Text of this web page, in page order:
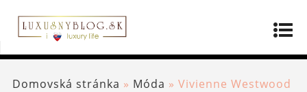
Domovská stránka » Móda » Vivienne Westwood